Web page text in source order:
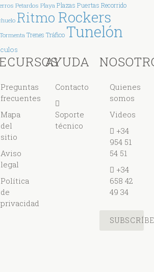
Petardos Playa Plazas Puertas Recorrido
Ritmo Rockers
Tormenta Trenes Tráfico Tunelón
Preguntas
frecuentes
Mapa
del
sitio
Aviso
legal
Política
de
privacidad
AYUDA
Contacto
Soporte
técnico
Quienes
somos
Videos
+34
954 51
54 51
+34
658 42
49 34